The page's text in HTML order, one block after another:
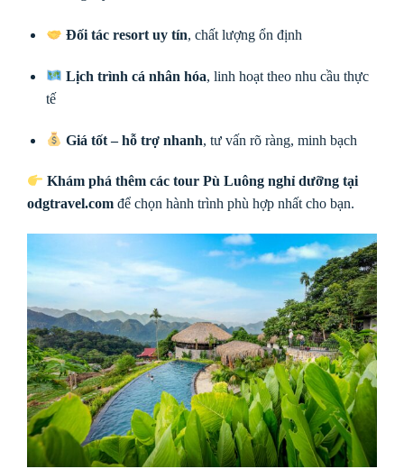
Đối tác resort uy tín, chất lượng ổn định
Lịch trình cá nhân hóa, linh hoạt theo nhu cầu thực
tế
Giá tốt – hỗ trợ nhanh, tư vấn rõ ràng, minh bạch
Khám phá thêm các tour Pù Luông nghỉ dưỡng tại
odgtravel.com để chọn hành trình phù hợp nhất cho bạn.